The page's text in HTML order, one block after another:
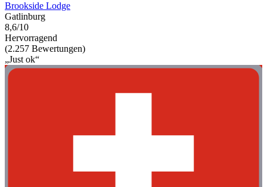
Brookside Lodge
Gatlinburg
8,6/10
Hervorragend
(2.257 Bewertungen)
„Just ok“